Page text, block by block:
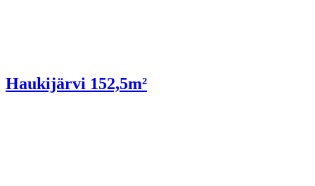
Haukijärvi 152,5m²